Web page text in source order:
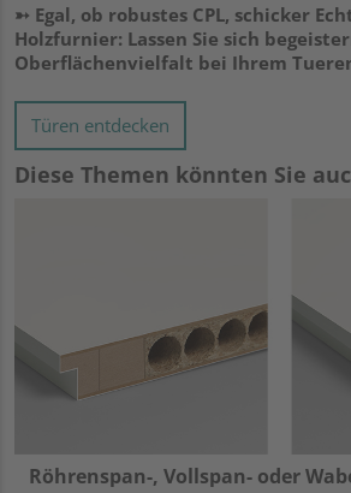
➳ Egal, ob robustes CPL, schicker
Holzfurnier: Lassen Sie sich
Oberflächenvielfalt bei Ihrem
Türen entdecken
Diese Themen könnten Sie
Röhrenspan-, Vollspan- oder